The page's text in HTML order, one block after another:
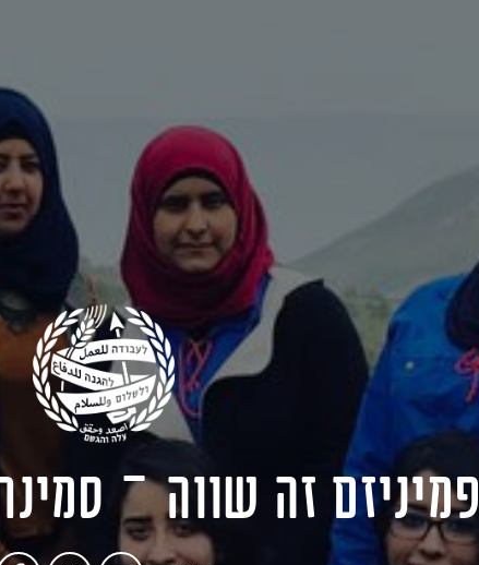
פמיניזם זה שווה –